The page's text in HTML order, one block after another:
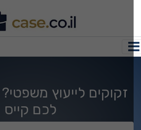
חיפוש
זקוקים לייעוץ
לכם קייס